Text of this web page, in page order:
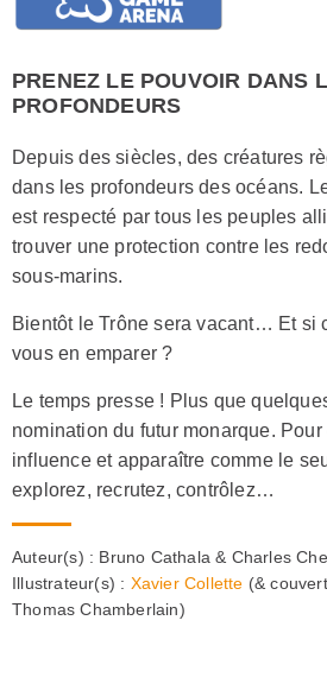
PRENEZ LE POUVOIR DANS
PROFONDEURS
Depuis des siècles, des créatures
dans les profondeurs des océans.
est respecté par tous les peuples
trouver une protection contre les
sous-marins.
Bientôt le Trône sera vacant… Et si
vous en emparer ?
Le temps presse ! Plus que
nomination du futur monarque.
influence et apparaître comme le
explorez, recrutez, contrôlez…
Auteur(s) : Bruno Cathala & Charles
Illustrateur(s) : Xavier Collette (&
Thomas Chamberlain)